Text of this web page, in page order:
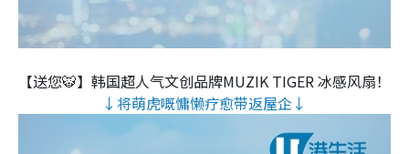
【送您🐯】韩国超人气文创品牌MUZIK TIGER 冰感风扇！
↓将萌虎嘅慵懒疗愈带返屋企↓